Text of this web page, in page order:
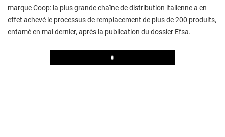
marque Coop: la plus grande chaîne de distribution italienne a en
effet achevé le processus de remplacement de plus de 200 produits,
entamé en mai dernier, après la publication du dossier Efsa.
Play